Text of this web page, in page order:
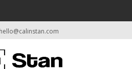
hello@calinstan.com